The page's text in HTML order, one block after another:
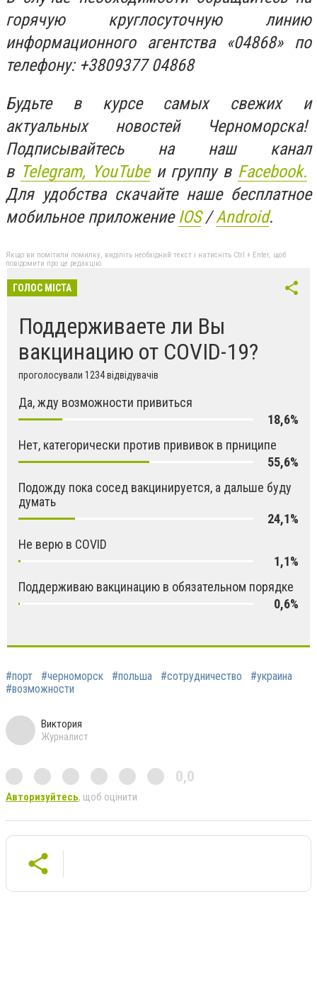
горячую круглосуточную линию
информационного агентства «04868» по
телефону: +3809377 04868
Будьте в курсе самых свежих и
актуальных новостей Черноморска!
Подписывайтесь на наш канал
в Telegram, YouTubeи группу в Facebook.
Для удобства скачайте наше бесплатное
мобильное приложение IOS/Android.
Якщо ви помітили помилку, виділіть необхідний текст і натисніть Ctrl + Enter, щоб
повідомити про це редакцію
ГОЛОС МІСТА
Поддерживаете ли Вы
вакцинацию от COVID-19?
проголосували 1234 відвідувачів
Да, жду возможности привиться
18,6%
Нет, категорически против прививок в прниципе
55,6%
Подожду пока сосед вакцинируется, а дальше буду
думать
24,1%
Не верю в COVID
1,1%
Поддерживаю вакцинацию в обязательном порядке
0,6%
#порт #черноморск #польша #сотрудничество
#украина
#возможности
Виктория
Журналист
0,0
Авторизуйтесь, щоб оцінити